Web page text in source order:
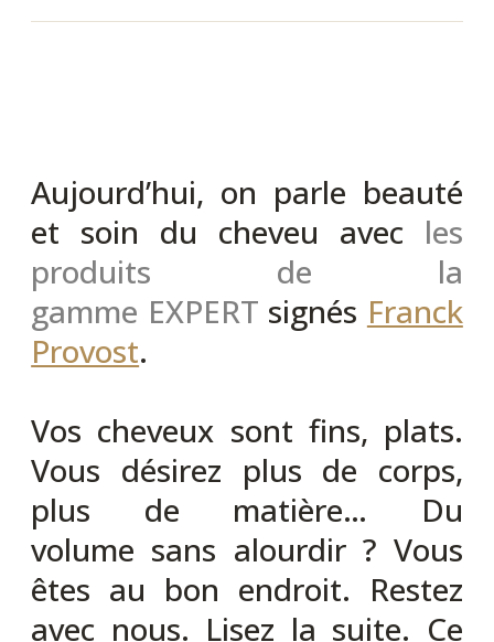
Aujourd’hui, on parle beauté
et soin du cheveu avec les
produits de la
gamme EXPERT signés Franck
Provost.
Vos cheveux sont fins, plats.
Vous désirez plus de corps,
plus de matière… Du
volume sans alourdir ? Vous
êtes au bon endroit. Restez
avec nous. Lisez la suite. Ce